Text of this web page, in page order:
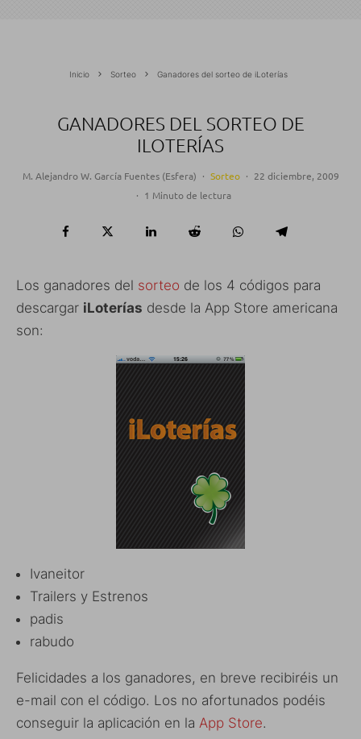
Inicio Sorteo Ganadores del sorteo de iLoterías
GANADORES DEL SORTEO DE
ILOTERÍAS
M. Alejandro W. García Fuentes (Esfera) · Sorteo · 22 diciembre, 2009
· 1 Minuto de lectura
Los ganadores del sorteo de los 4 códigos para
descargar iLoterías desde la App Store americana
son:
Ivaneitor
Trailers y Estrenos
padis
rabudo
Felicidades a los ganadores, en breve recibiréis un
e-mail con el código. Los no afortunados podéis
conseguir la aplicación en la App Store.